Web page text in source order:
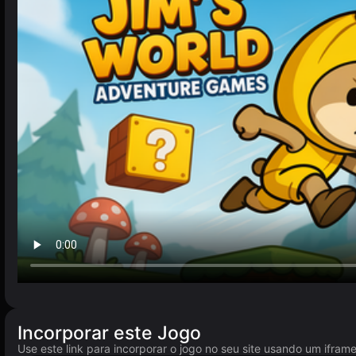
Incorporar este Jogo
Use este link para incorporar o jogo no seu site usando um iframe